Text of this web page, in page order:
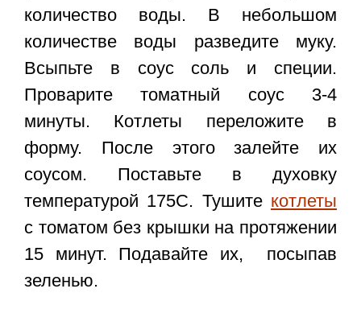
количество воды. В небольшом
количестве воды разведите муку.
Всыпьте в соус соль и специи.
Проварите томатный соус 3-4
минуты. Котлеты переложите в
форму. После этого залейте их
соусом. Поставьте в духовку
температурой 175С. Тушите котлеты
с томатом без крышки на протяжении
15 минут. Подавайте их, посыпав
зеленью.